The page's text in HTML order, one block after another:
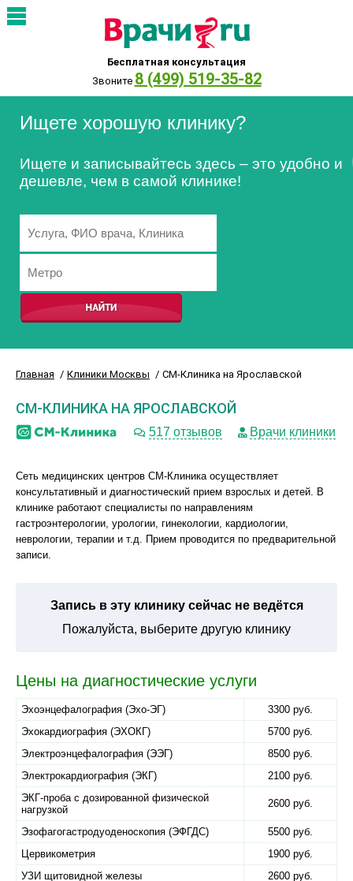
Бесплатная консультация
Звоните 8 (499) 519-35-82
Ищете хорошую клинику?
Ищете и записывайтесь здесь – это удобно и
дешевле, чем в самой клинике!
Главная Клиники Москвы СМ-Клиника на Ярославской
СМ-КЛИНИКА НА ЯРОСЛАВСКОЙ
517 отзывов Врачи клиники
Сеть медицинских центров СМ-Клиника осуществляет
консультативный и диагностический прием взрослых и детей. В
клинике работают специалисты по направлениям
гастроэнтерологии, урологии, гинекологии, кардиологии,
неврологии, терапии и т.д. Прием проводится по предварительной
записи.
Запись в эту клинику сейчас не ведётся
Пожалуйста, выберите другую клинику
Цены на диагностические услуги
Эхоэнцефалография (Эхо-ЭГ)
3300 руб.
Эхокардиография (ЭХОКГ)
5700 руб.
Электроэнцефалография (ЭЭГ)
8500 руб.
Электрокардиография (ЭКГ)
2100 руб.
ЭКГ-проба с дозированной физической
нагрузкой
2600 руб.
Эзофагогастродуоденоскопия (ЭФГДС)
5500 руб.
Цервикометрия
1900 руб.
УЗИ щитовидной железы
2600 руб.